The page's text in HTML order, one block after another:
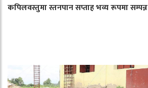
कपिलवस्तुमा स्तनपान सप्ताह भव्य रूपमा सम्पन्न